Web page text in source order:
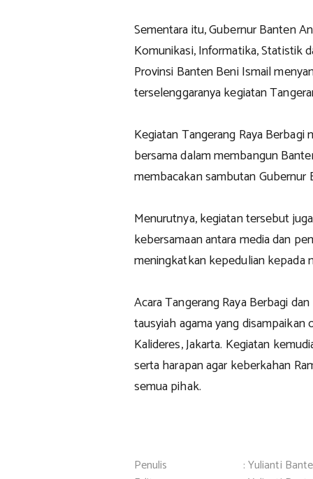
Sementara itu, Gubernur Banten
Komunikasi, Informatika, Statistik
Provinsi Banten Beni Ismail
terselenggaranya kegiatan
Kegiatan Tangerang Raya
bersama dalam membangun
membacakan sambutan Gubernur
Menurutnya, kegiatan tersebut
kebersamaan antara media dan
meningkatkan kepedulian kepada
Acara Tangerang Raya Berbagi
tausyiah agama yang
Kalideres, Jakarta. Kegiatan
serta harapan agar keberkahan
semua pihak.
Penulis
: Yulianti